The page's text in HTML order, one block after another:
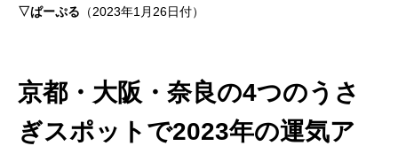
▽ぱーぷる （2023年1月26日付）
京都・大阪・奈良の4つのうさ
ぎスポットで2023年の運気ア